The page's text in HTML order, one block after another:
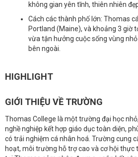
không gian yên tĩnh, thiên nhiên
Cách các thành phố lớn: Thomas
Portland (Maine), và khoảng 3 giờ
vừa tận hưởng cuộc sống vùng
bên ngoài.
HIGHLIGHT
GIỚI THIỆU VỀ TRƯỜNG
Thomas College là một trường đại học
nghề nghiệp kết hợp giáo dục toàn diện,
có trải nghiệm cá nhân hoá. Trường cung
hoạt, môi trường hỗ trợ cao và cơ hội thực